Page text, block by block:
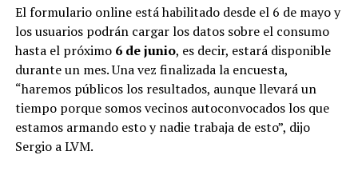
El formulario online está habilitado desde el 6 de mayo y
los usuarios podrán cargar los datos sobre el consumo
hasta el próximo 6 de junio, es decir, estará disponible
durante un mes. Una vez finalizada la encuesta,
“haremos públicos los resultados, aunque llevará un
tiempo porque somos vecinos autoconvocados los que
estamos armando esto y nadie trabaja de esto”, dijo
Sergio a LVM.